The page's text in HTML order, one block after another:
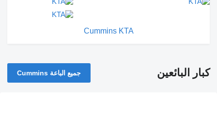
Cummins KTA
كبار البائعين جميع الباعة Cummins